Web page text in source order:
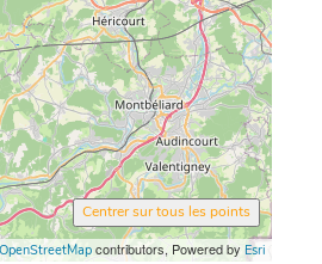
Centrer sur tous les points
OpenStreetMapcontributors, Powered by Esri